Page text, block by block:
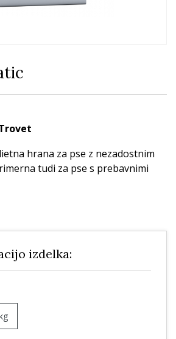
hrana za pse z nezadostnim
tudi za pse s prebavnimi
izdelka: